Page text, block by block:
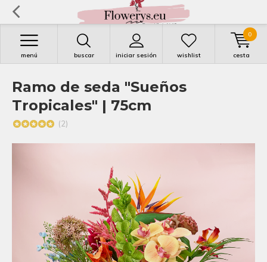
buscar iniciar sesión
menú wishlist cesta
0
Ramo de seda "Sueños
Tropicales" | 75cm
(2)